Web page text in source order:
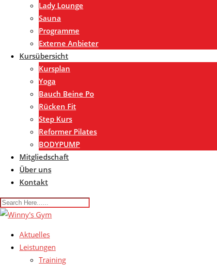
Lady Lounge
Sauna
Programme
Externe Anbieter
Kursübersicht
Kursplan
Yoga
Bauch Beine Po
Rücken Fit
Step Kurs
Reformer Pilates
BODYPUMP
Mitgliedschaft
Über uns
Kontakt
Aktuelles
Leistungen
Training